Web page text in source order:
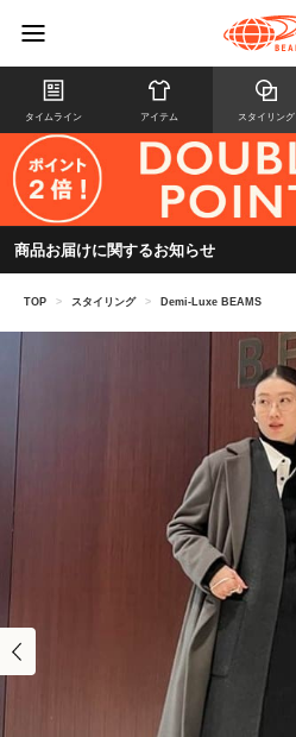
タイムライン アイテム スタイリング
商品お届けに関するお知らせ
TOP > スタイリング > Demi-Luxe BEAMS